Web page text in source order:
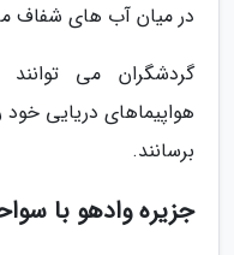
در میان آب های شفاف
گردشگران می
هواپیماهای دریایی خود
برسانند.
جزیره وادهو با